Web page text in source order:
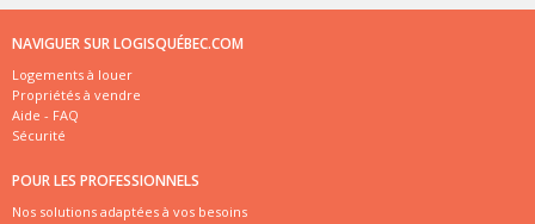
NAVIGUER SUR LOGISQUÉBEC.COM
Logements à louer
Propriétés à vendre
Aide - FAQ
Sécurité
POUR LES PROFESSIONNELS
Nos solutions adaptées à vos besoins